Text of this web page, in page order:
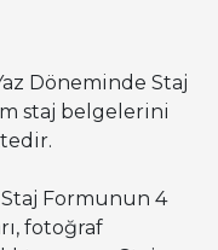
Döneminde Staj
staj belgelerini
Formunun 4
fotoğraf